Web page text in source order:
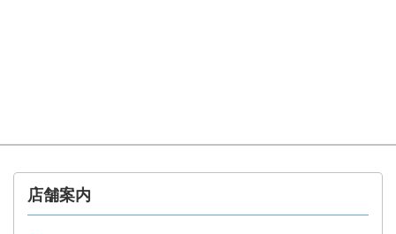
店舗案内